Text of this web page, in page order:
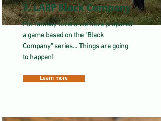
3. LARP Black Company
For fantasy lovers we have prepared
a game based on the "Black
Company" series... Things are going
to happen!
Learn more